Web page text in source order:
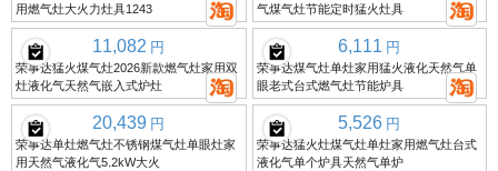
用燃气灶大火力灶具1243
气煤气灶节能定时猛火灶具
11,082 円
荣事达猛火煤气灶2026新款燃气灶家用双
灶液化气天然气嵌入式炉灶
6,111 円
荣事达煤气灶单灶家用猛火液化天然气单
眼老式台式燃气灶节能炉具
20,439 円
荣事达单灶燃气灶不锈钢煤气灶单眼灶家
用天然气液化气5.2kW大火
5,526 円
荣事达猛火灶煤气灶单灶家用燃气灶台式
液化气单个炉具天然气单炉